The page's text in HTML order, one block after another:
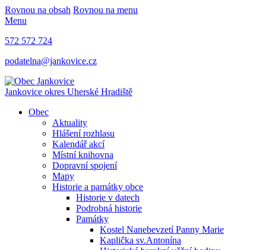
Rovnou na obsah Rovnou na menu
Menu
572 572 724
podatelna@jankovice.cz
Jankovice okres Uherské Hradiště
Obec
Aktuality
Hlášení rozhlasu
Kalendář akcí
Místní knihovna
Dopravní spojení
Mapy
Historie a památky obce
Historie v datech
Podrobná historie
Památky
Kostel Nanebevzetí Panny Marie
Kaplička sv.Antonína